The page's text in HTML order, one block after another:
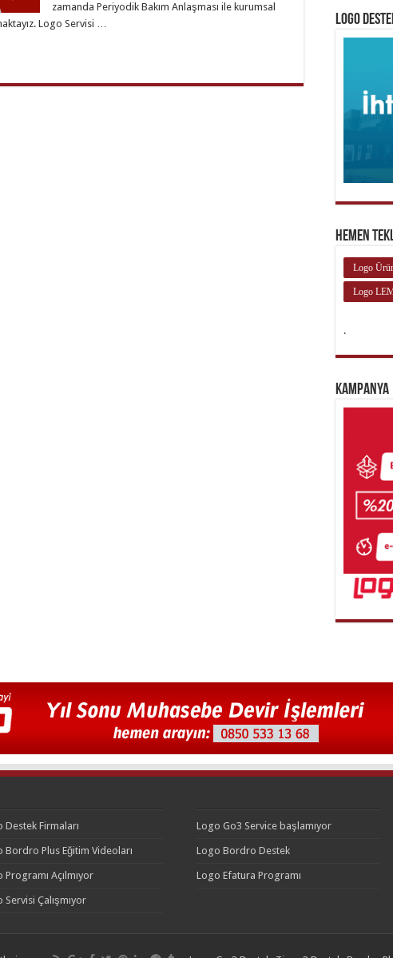
zamanda Periyodik Bakım Anlaşması ile kurumsal
Logo Servisi …
Logo
Hemen
Logo
Logo
.
Kampanya
Destek Firmaları
Bordro Plus Eğitim Videoları
Programı Açılmıyor
Servisi Çalışmıyor
Logo Go3 Service başlamıyor
Logo Bordro Destek
Logo Efatura Programı